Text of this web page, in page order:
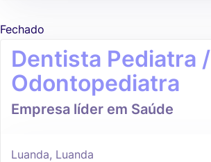
Fechado
Dentista Pediatra /
Odontopediatra
Empresa líder em Saúde
Luanda, Luanda